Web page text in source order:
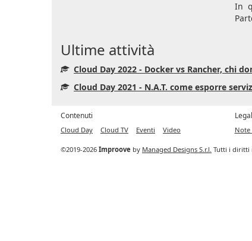
In
Ultime attività
Cloud Day 2022 - Docker vs Rancher, chi
Cloud Day 2021 - N.A.T. come esporre
Contenuti
Cloud Day Cloud TV Eventi Video Note
©2019-2026 Improove by Managed Designs S.r.l. Tutti i diritti